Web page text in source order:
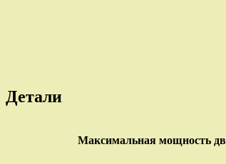
Детали
Максимальная мощность